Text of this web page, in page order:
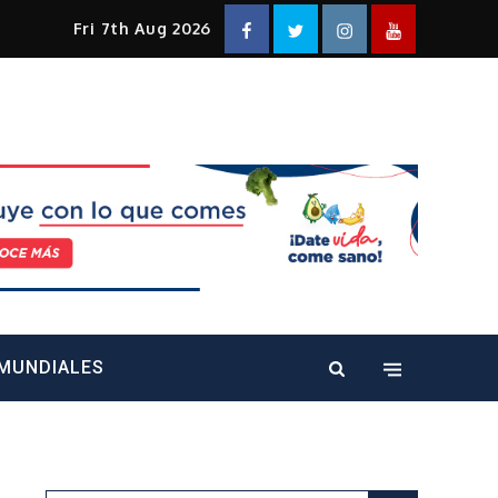
Fri 7th Aug 2026 FacebookTwitterInstagramYouTube